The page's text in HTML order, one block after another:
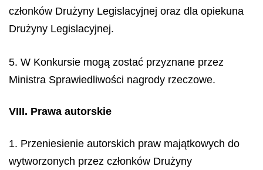
członków Drużyny Legislacyjnej oraz dla opiekuna
Drużyny Legislacyjnej.
5. W Konkursie mogą zostać przyznane przez
Ministra Sprawiedliwości nagrody rzeczowe.
VIII. Prawa autorskie
1. Przeniesienie autorskich praw majątkowych do
wytworzonych przez członków Drużyny